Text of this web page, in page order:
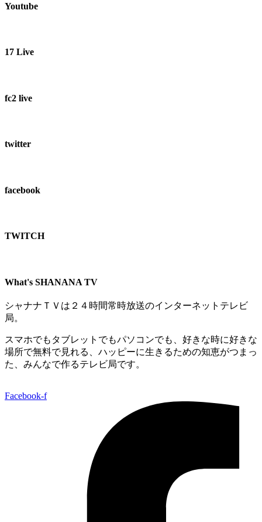
Youtube
17 Live
fc2 live
twitter
facebook
TWITCH​
What's SHANANA TV
シャナナＴＶは２４時間常時放送のインターネットテレビ
局。
スマホでもタブレットでもパソコンでも、好きな時に好きな
場所で無料で見れる、 ハッピーに生きるための知恵がつまっ
た、みんなで作るテレビ局です。
Facebook-f